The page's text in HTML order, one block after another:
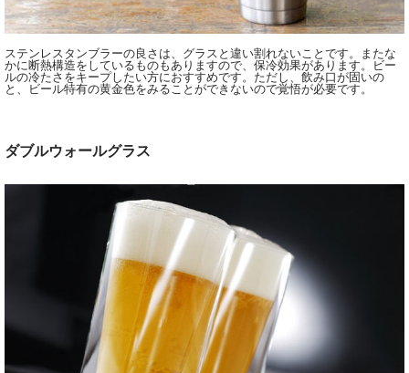
ステンレスタンブラーの良さは、グラスと違い割れないことです。またな
かに断熱構造をしているものもありますので、保冷効果があります。ビー
ルの冷たさをキープしたい方におすすめです。ただし、飲み口が固いの
と、ビール特有の黄金色をみることができないので覚悟が必要です。
ダブルウォールグラス